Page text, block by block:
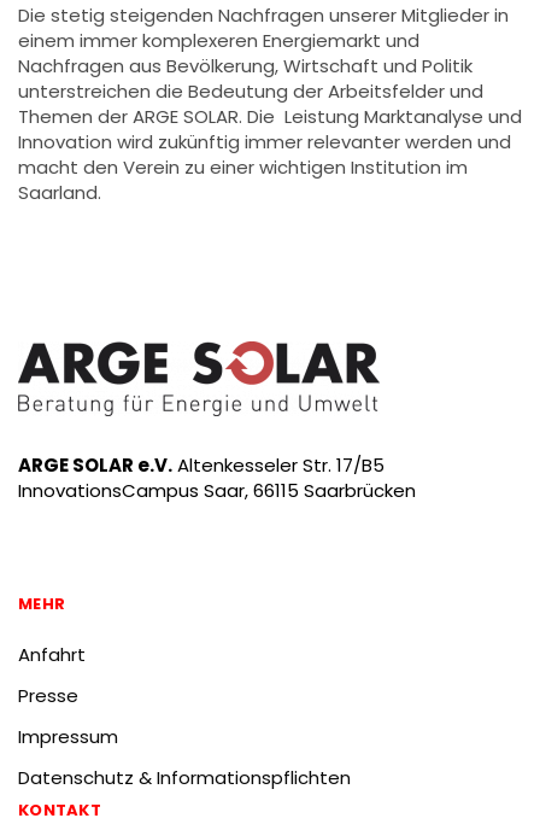
Die stetig steigenden Nachfragen unserer Mitglieder in
einem immer komplexeren Energiemarkt und
Nachfragen aus Bevölkerung, Wirtschaft und Politik
unterstreichen die Bedeutung der Arbeitsfelder und
Themen der ARGE SOLAR. Die Leistung Marktanalyse und
Innovation wird zukünftig immer relevanter werden und
macht den Verein zu einer wichtigen Institution im
Saarland.
ARGE SOLAR e.V.Altenkesseler Str. 17/B5
InnovationsCampus Saar, 66115 Saarbrücken
MEHR
Anfahrt
Presse
Impressum
Datenschutz & Informationspflichten
KONTAKT